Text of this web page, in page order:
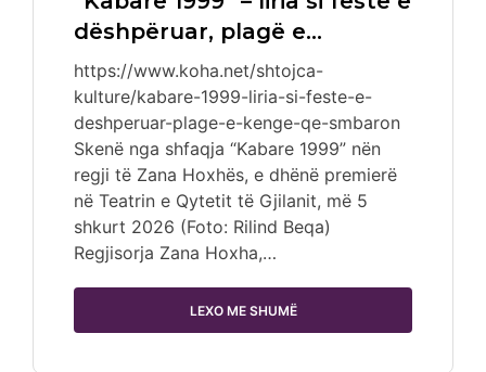
dëshpëruar, plagë e…
https://www.koha.net/shtojca-
kulture/kabare-1999-liria-si-feste-e-
deshperuar-plage-e-kenge-qe-smbaron
Skenë nga shfaqja “Kabare 1999” nën
regji të Zana Hoxhës, e dhënë premierë
në Teatrin e Qytetit të Gjilanit, më 5
shkurt 2026 (Foto: Rilind Beqa)
Regjisorja Zana Hoxha,…
LEXO ME SHUMË